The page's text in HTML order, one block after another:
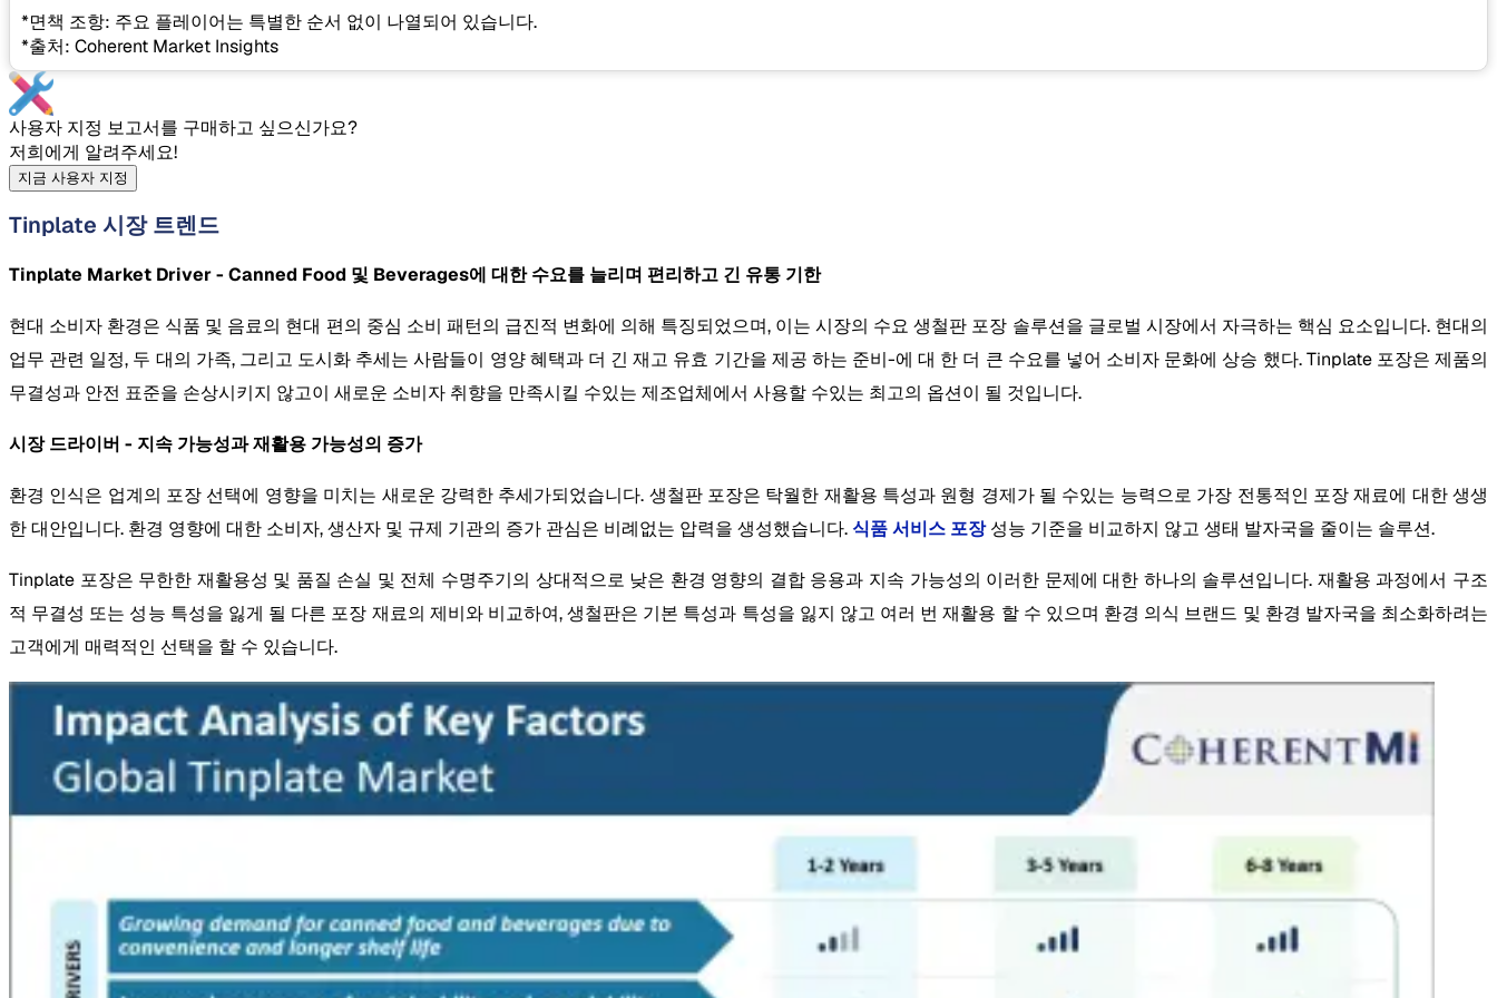
*면책 조항: 주요 플레이어는 특별한 순서 없이 나열되어 있습니다.
*출처: Coherent Market Insights
사용자 지정 보고서를 구매하고 싶으신가요?
저희에게 알려주세요!
지금 사용자 지정
Tinplate 시장 트렌드
Tinplate Market Driver - Canned Food 및 Beverages에 대한 수요를 늘리며 편리하고 긴 유통 기한
현대 소비자 환경은 식품 및 음료의 현대 편의 중심 소비 패턴의 급진적 변화에 의해 특징되었으며, 이는 시장의 수요 생철판 포장 솔루션을 글로벌 시장에서 자극하는 핵심 요소입니다. 현대의
업무 관련 일정, 두 대의 가족, 그리고 도시화 추세는 사람들이 영양 혜택과 더 긴 재고 유효 기간을 제공 하는 준비-에 대 한 더 큰 수요를 넣어 소비자 문화에 상승 했다. Tinplate 포장은 제품의
무결성과 안전 표준을 손상시키지 않고이 새로운 소비자 취향을 만족시킬 수있는 제조업체에서 사용할 수있는 최고의 옵션이 될 것입니다.
시장 드라이버 - 지속 가능성과 재활용 가능성의 증가
환경 인식은 업계의 포장 선택에 영향을 미치는 새로운 강력한 추세가되었습니다. 생철판 포장은 탁월한 재활용 특성과 원형 경제가 될 수있는 능력으로 가장 전통적인 포장 재료에 대한 생생
한 대안입니다. 환경 영향에 대한 소비자, 생산자 및 규제 기관의 증가 관심은 비례없는 압력을 생성했습니다.식품 서비스 포장성능 기준을 비교하지 않고 생태 발자국을 줄이는 솔루션.
Tinplate 포장은 무한한 재활용성 및 품질 손실 및 전체 수명주기의 상대적으로 낮은 환경 영향의 결합 응용과 지속 가능성의 이러한 문제에 대한 하나의 솔루션입니다. 재활용 과정에서 구조
적 무결성 또는 성능 특성을 잃게 될 다른 포장 재료의 제비와 비교하여, 생철판은 기본 특성과 특성을 잃지 않고 여러 번 재활용 할 수 있으며 환경 의식 브랜드 및 환경 발자국을 최소화하려는
고객에게 매력적인 선택을 할 수 있습니다.